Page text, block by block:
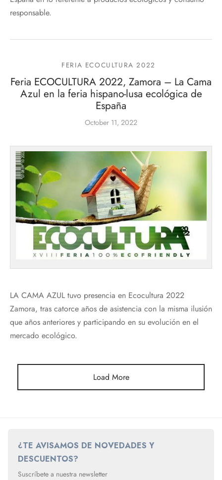
responsable.
FERIA ECOCULTURA 2022
Feria ECOCULTURA 2022, Zamora – La Cama
Azul en la feria hispano-lusa ecológica de
España
October 11, 2022
LA CAMA AZUL tuvo presencia en Ecocultura 2022
Zamora, tras catorce años de asistencia con la misma ilusión
que años anteriores y participando en su evolución en el
mercado ecológico.
Load More
¿TE AVISAMOS DE NOVEDADES Y
DESCUENTOS?
Suscríbete a nuestra newsletter